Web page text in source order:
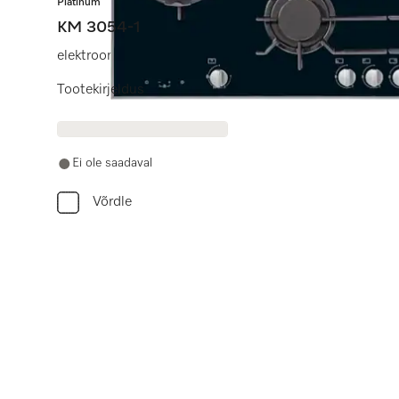
Platinum
KM 3054-1
elektrooniliste funktsioonidega, et tagada turvalisus ja
Tootekirjeldus
Ei ole saadaval
Võrdle